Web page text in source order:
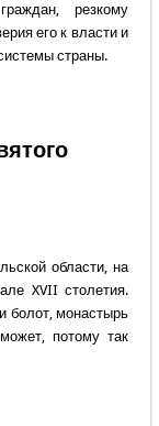
резкому
его к власти и
страны.
области, на
XVII столетия.
болот, монастырь
потому так
Артемия